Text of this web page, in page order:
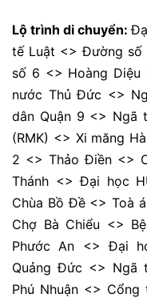
Lộ trình di chuyển:
tế Luật <> Đường số
số 6 <> Hoàng
nước Thủ Đức <>
dân Quận 9 <> Ngã
(RMK) <> Xi măng
2 <> Thảo Điền <>
Thánh <> Đại học
Chùa Bồ Đề <> Toà
Chợ Bà Chiểu <>
Phước An <> Đại
Quảng Đức <> Ngã
Phú Nhuận <>